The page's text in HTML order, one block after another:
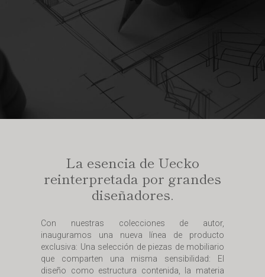
La esencia de Uecko
reinterpretada por grandes
diseñadores.
Con nuestras colecciones de autor,
inauguramos una nueva línea de producto
exclusiva: Una selección de piezas de mobiliario
que comparten una misma sensibilidad: El
diseño como estructura contenida, la materia